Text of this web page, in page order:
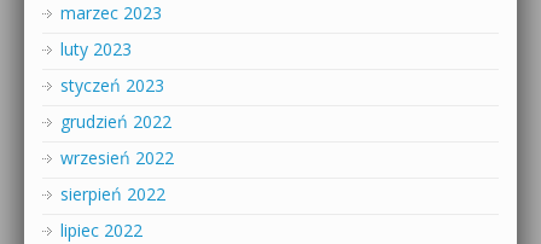
marzec 2023
luty 2023
styczeń 2023
grudzień 2022
wrzesień 2022
sierpień 2022
lipiec 2022